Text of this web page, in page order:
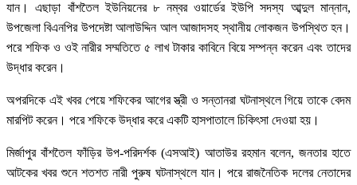
যান। এছাড়া বাঁশতৈল ইউনিয়নের ৮ নম্বর ওয়ার্ডের ইউপি সদস্য আব্দুল মান্নান,
উপজেলা বিএনপির উপদেষ্টা আলাউদ্দিন আল আজাদসহ স্থানীয় লোকজন উপস্থিত হন।
পরে শফিক ও ওই নারীর সম্মতিতে ৫ লাখ টাকার কাবিনে বিয়ে সম্পন্ন করেন এবং তাদের
উদ্ধার করেন।
অপরদিকে এই খবর পেয়ে শফিকের আগের স্ত্রী ও সন্তানরা ঘটনাস্থলে গিয়ে তাকে বেদম
মারপিট করেন। পরে শফিকে উদ্ধার করে একটি হাসপাতালে চিকিৎসা দেওয়া হয়।
মির্জাপুর বাঁশতৈল ফাঁড়ির উপ-পরিদর্শক (এসআই) আতাউর রহমান বলেন, জনতার হাতে
আটকের খবর শুনে শতশত নারী পুরুষ ঘটনাস্থলে যান। পরে রাজনৈতিক দলের নেতাদের